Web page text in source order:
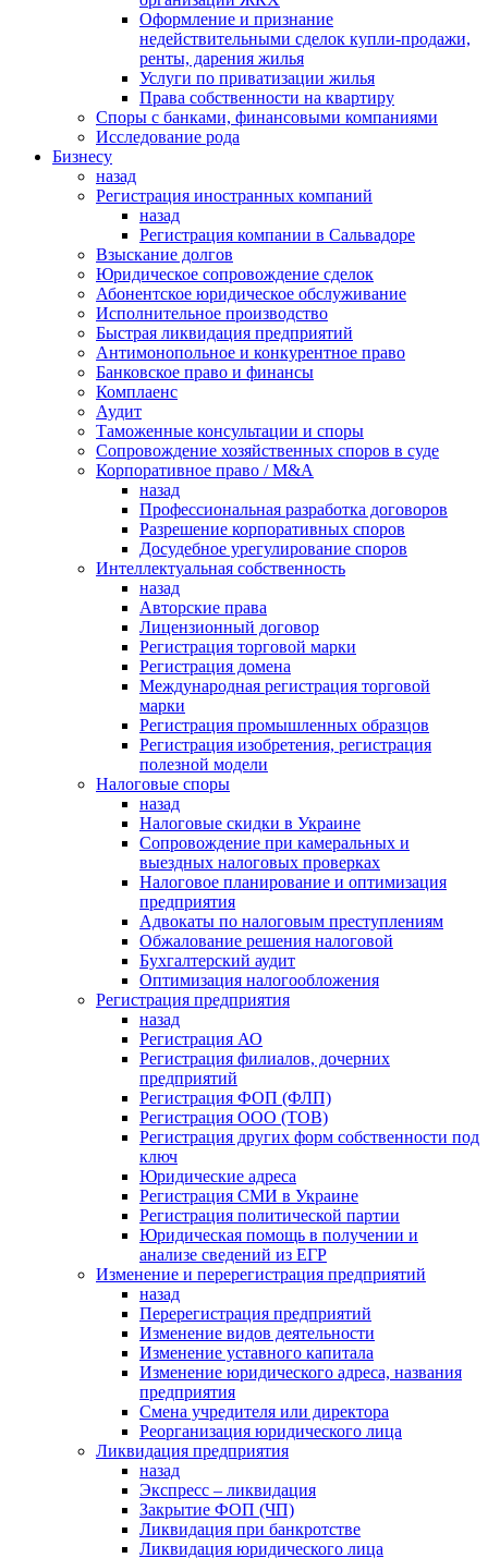
Оформление и признание
недействительными сделок купли-продажи,
ренты, дарения жилья
Услуги по приватизации жилья
Права собственности на квартиру
Cпоры с банками, финансовыми компаниями
Исследование рода
Бизнесу
назад
Регистрация иностранных компаний
назад
Регистрация компании в Сальвадоре
Взыскание долгов
Юридическое сопровождение сделок
Абонентское юридическое обслуживание
Исполнительное производство
Быстрая ликвидация предприятий
Антимонопольное и конкурентное право
Банковское право и финансы
Комплаенс
Аудит
Таможенные консультации и споры
Сопровождение хозяйственных споров в суде
Корпоративное право / M&A
назад
Профессиональная разработка договоров
Разрешение корпоративных споров
Досудебное урегулирование споров
Интеллектуальная собственность
назад
Авторские права
Лицензионный договор
Регистрация торговой марки
Регистрация домена
Международная регистрация торговой
марки
Регистрация промышленных образцов
Регистрация изобретения, регистрация
полезной модели
Налоговые споры
назад
Налоговые скидки в Украине
Сопровождение при камеральных и
выездных налоговых проверках
Налоговое планирование и оптимизация
предприятия
Адвокаты по налоговым преступлениям
Обжалование решения налоговой
Бухгалтерский аудит
Оптимизация налогообложения
Регистрация предприятия
назад
Регистрация АО
Регистрация филиалов, дочерних
предприятий
Регистрация ФОП (ФЛП)
Регистрация ООО (ТОВ)
Регистрация других форм собственности под
ключ
Юридические адреса
Регистрация СМИ в Украине
Регистрация политической партии
Юридическая помощь в получении и
анализе сведений из ЕГР
Изменение и перерегистрация предприятий
назад
Перерегистрация предприятий
Изменение видов деятельности
Изменение уставного капитала
Изменение юридического адреса, названия
предприятия
Смена учредителя или директора
Реорганизация юридического лица
Ликвидация предприятия
назад
Экспресс – ликвидация
Закрытие ФОП (ЧП)
Ликвидация при банкротстве
Ликвидация юридического лица